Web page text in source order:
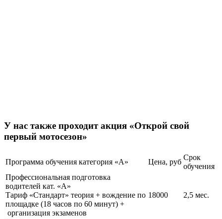
У нас также проходит акция «Открой свой
первый мотосезон»
Программа обучения категория «А» Цена, руб
Срок
обучения
Профессиональная подготовка
водителей кат. «А»
Тариф «Стандарт» теория + вождение по
площадке (18 часов по 60 минут) +
организация экзаменов
18000 2,5 мес.